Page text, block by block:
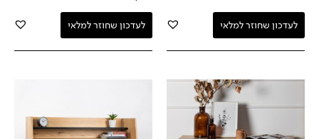
לעדכון שחוזר למלאי לעדכון שחוזר למלאי